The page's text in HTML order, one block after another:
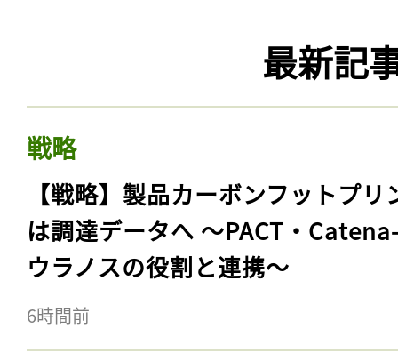
最新記
戦略
【戦略】製品カーボンフットプリ
は調達データへ 〜PACT・
ウラノスの役割と連携〜
6時間前